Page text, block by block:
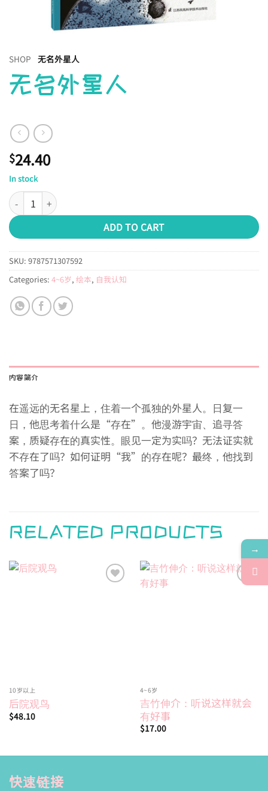
SHOP 无名外星人
无名外星人
$24.40
In stock
无名外星人 quantity
ADD TO CART
SKU: 9787571307592
Categories: 4~6岁, 绘本, 自我认知
内容简介
在遥远的无名星上，住着一个孤独的外星人。日复一
日，他思考着什么是“存在”。他漫游宇宙、追寻答
案，质疑存在的真实性。眼见一定为实吗？无法证实就
不存在了吗？如何证明“我”的存在呢？最终，他找到
答案了吗？
RELATED PRODUCTS
10岁以上
后院观鸟
$48.10
4~6岁
吉竹伸介：听说这样就会
有好事
$17.00
快速链接
→